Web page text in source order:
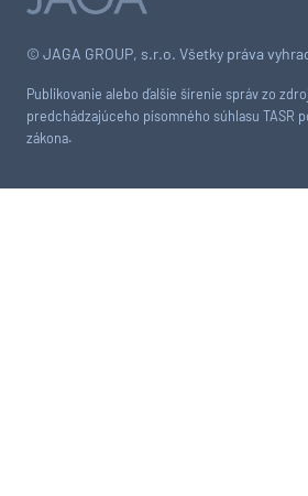
© JAGA GROUP, s.r.o. Všetky práva
Publikovanie alebo ďalšie šírenie správ zo
predchádzajúceho písomného súhlasu TASR
zákona.